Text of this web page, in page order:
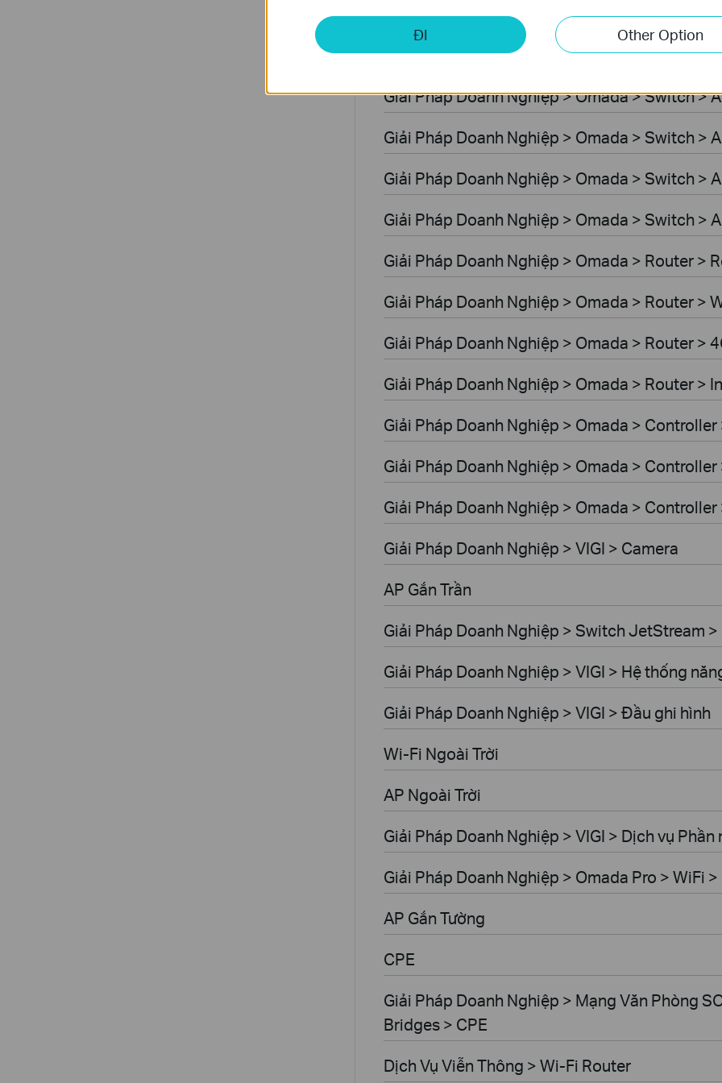
Giải Pháp Doanh Nghiệp > Omada > WiFi >
Giải Pháp Doanh Nghiệp > Omada > Switch >
Giải Pháp Doanh Nghiệp > Omada > Switch >
Giải Pháp Doanh Nghiệp > Omada > Switch >
Giải Pháp Doanh Nghiệp > Omada > Switch >
Giải Pháp Doanh Nghiệp > Omada > Switch >
Giải Pháp Doanh Nghiệp > Omada > Router >
Giải Pháp Doanh Nghiệp > Omada > Router >
Giải Pháp Doanh Nghiệp > Omada > Router >
Giải Pháp Doanh Nghiệp > Omada > Router >
Giải Pháp Doanh Nghiệp > Omada >
Giải Pháp Doanh Nghiệp > Omada > Controller
Giải Pháp Doanh Nghiệp > Omada > Controller
Giải Pháp Doanh Nghiệp > VIGI > Camera
AP Gắn Trần
Giải Pháp Doanh Nghiệp > Switch JetStream
Giải Pháp Doanh Nghiệp > VIGI > Hệ thống
Giải Pháp Doanh Nghiệp > VIGI > Đầu ghi hình
Wi-Fi Ngoài Trời
AP Ngoài Trời
Giải Pháp Doanh Nghiệp > VIGI > Dịch vụ Phần
Giải Pháp Doanh Nghiệp > Omada Pro > WiFi
AP Gắn Tường
CPE
Giải Pháp Doanh Nghiệp > Mạng Văn Phòng
Bridges > CPE
Dịch Vụ Viễn Thông > Wi-Fi Router
ĐI Other Option